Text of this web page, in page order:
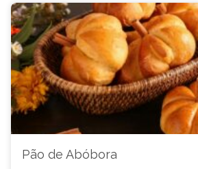
Pão de Abóbora